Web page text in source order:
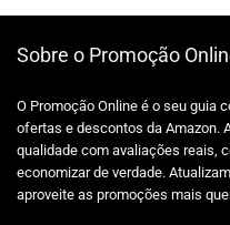
Sobre o Promoção
O Promoção Online é o seu guia
ofertas e descontos da Amazon.
qualidade com avaliações reais,
economizar de verdade.
aproveite as promoções mais